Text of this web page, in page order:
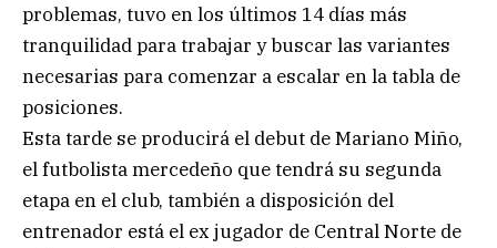
problemas, tuvo en los últimos 14 días más
tranquilidad para trabajar y buscar las variantes
necesarias para comenzar a escalar en la tabla de
posiciones.
Esta tarde se producirá el debut de Mariano Miño,
el futbolista mercedeño que tendrá su segunda
etapa en el club, también a disposición del
entrenador está el ex jugador de Central Norte de